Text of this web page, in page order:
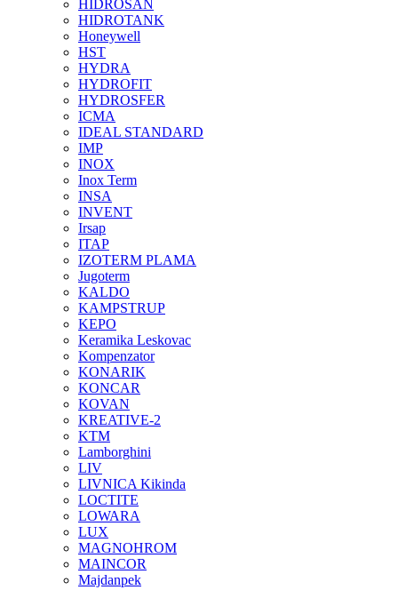
HIDROSAN
HIDROTANK
Honeywell
HST
HYDRA
HYDROFIT
HYDROSFER
ICMA
IDEAL STANDARD
IMP
INOX
Inox Term
INSA
INVENT
Irsap
ITAP
IZOTERM PLAMA
Jugoterm
KALDO
KAMPSTRUP
KEPO
Keramika Leskovac
Kompenzator
KONARIK
KONCAR
KOVAN
KREATIVE-2
KTM
Lamborghini
LIV
LIVNICA Kikinda
LOCTITE
LOWARA
LUX
MAGNOHROM
MAINCOR
Majdanpek